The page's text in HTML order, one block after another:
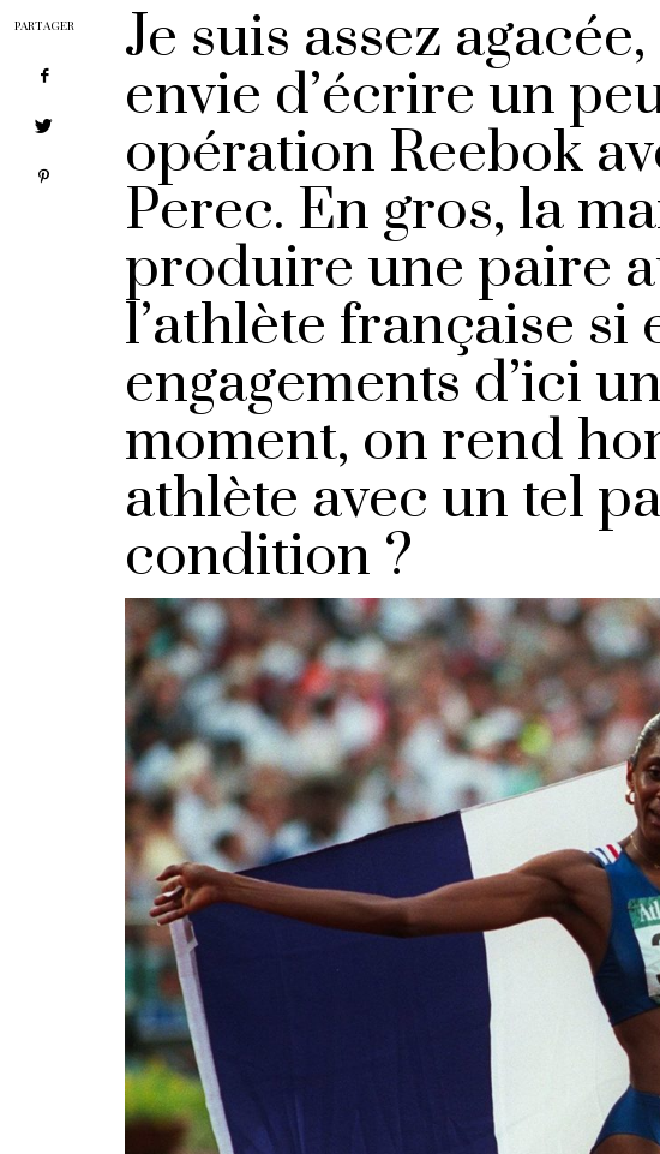
Je suis assez
envie d’écrire un
opération Reebok
Perec. En gros, la
produire une paire
l’athlète française si
engagements d’ici
moment, on rend
athlète avec un tel
condition ?
PARTAGER